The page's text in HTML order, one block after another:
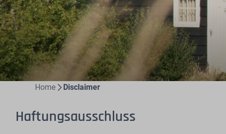
Home Disclaimer
Haftungsausschluss